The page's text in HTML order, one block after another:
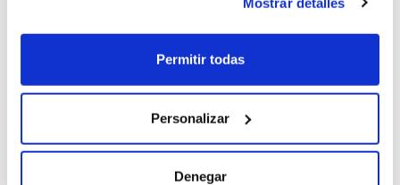
Permitir todas
Personalizar
Denegar
PPsQukTM (2026-05-04)
1